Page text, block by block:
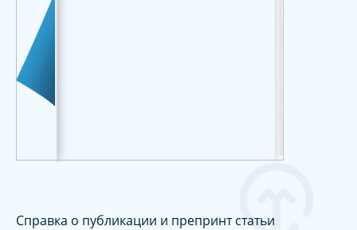
Справка о публикации и препринт статьи